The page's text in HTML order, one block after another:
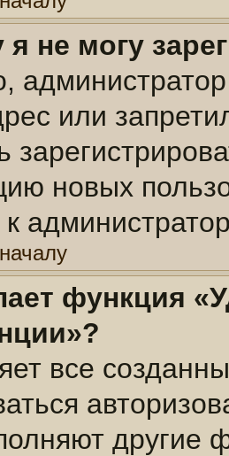
не могу
или
новых
функция
все
другие